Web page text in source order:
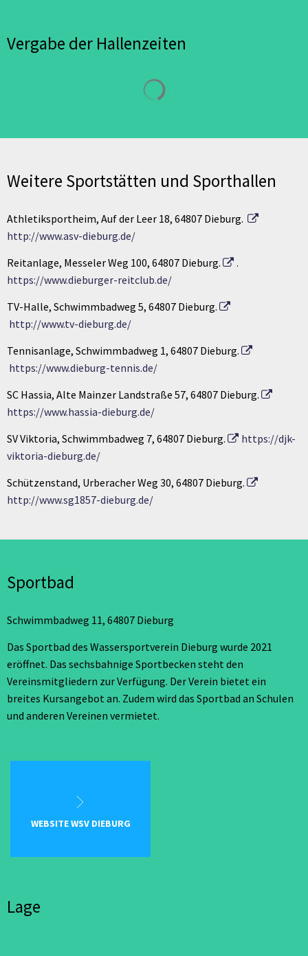
Vergabe der Hallenzeiten
Weitere Sportstätten und Sporthallen
Athletiksportheim, Auf der Leer 18, 64807 Dieburg.
http://www.asv-dieburg.de/
Reitanlage, Messeler Weg 100, 64807 Dieburg.
.
https://www.dieburger-reitclub.de/
TV-Halle, Schwimmbadweg 5, 64807 Dieburg.
http://www.tv-dieburg.de/
Tennisanlage, Schwimmbadweg 1, 64807 Dieburg.
https://www.dieburg-tennis.de/
SC Hassia, Alte Mainzer Landstraße 57, 64807 Dieburg.
https://www.hassia-dieburg.de/
SV Viktoria, Schwimmbadweg 7, 64807 Dieburg.
https://djk-
viktoria-dieburg.de/
Schützenstand, Urberacher Weg 30, 64807 Dieburg.
http://www.sg1857-dieburg.de/
Sportbad
Schwimmbadweg 11, 64807 Dieburg
Das Sportbad des Wassersportverein Dieburg wurde 2021
eröffnet. Das sechsbahnige Sportbecken steht den
Vereinsmitgliedern zur Verfügung. Der Verein bietet ein
breites Kursangebot an. Zudem wird das Sportbad an Schulen
und anderen Vereinen vermietet.
WEBSITE WSV DIEBURG
Lage